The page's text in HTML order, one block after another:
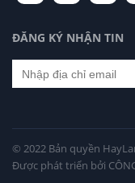
ĐĂNG KÝ NHẬN TIN
© 2022 Bản quyền
Được phát triển bởi